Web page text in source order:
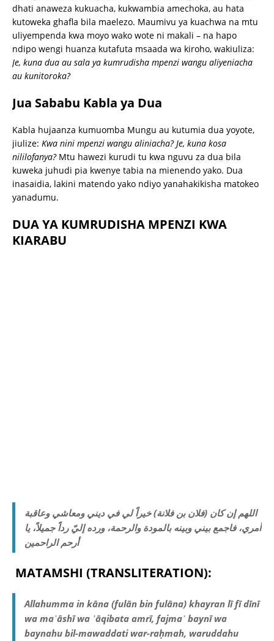
dhati anaweza kukuacha, kukwambia amechoka, au hata
kutoweka ghafla bila maelezo. Maumivu ya kuachwa na mtu
uliyempenda kwa moyo wako wote ni makali – na hapo
ndipo wengi huanza kutafuta msaada wa kiroho, wakiuliza:
Je, kuna dua au sala ya kumrudisha mpenzi wangu aliyeniacha
au kunitoroka?
Jua Sababu Kabla ya Dua
Kabla hujaanza kumuomba Mungu au kutumia dua yoyote,
jiulize: Kwa nini mpenzi wangu aliniacha? Je, kuna kosa
nililofanya?Mtu hawezi kurudi tu kwa nguvu za dua bila
kuweka juhudi pia kwenye tabia na mienendo yako. Dua
inasaidia, lakini matendo yako ndiyo yanahakikisha matokeo
yanadumu.
DUA YA KUMRUDISHA MPENZI KWA
KIARABU
اللهم إن كان (فلان بن فلانة) خيراً لي في ديني ومعاشي وعاقبة
أمري، فاجمع بيني وبينه بالمودة والرحمة، ورده إليّ رداً جميلاً، يا
أرحم الراحمين
MATAMSHI (TRANSLITERATION):
Allahumma in kāna (fulān bin fulāna) khayran lī fī dīnī
wa maʿāshī wa ʿāqibata amrī, fajmaʿ baynī wa
baynahu bil-mawaddati war-raḥmah, waruddahu